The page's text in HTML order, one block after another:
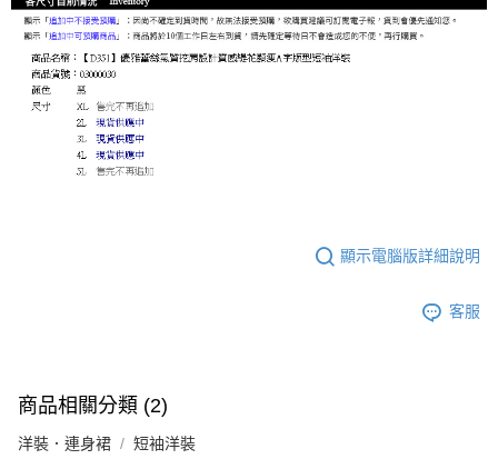
顯示電腦版詳細說明
客服
商品相關分類 (2)
洋裝．連身裙 短袖洋裝